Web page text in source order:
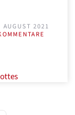
AUGUST 2021